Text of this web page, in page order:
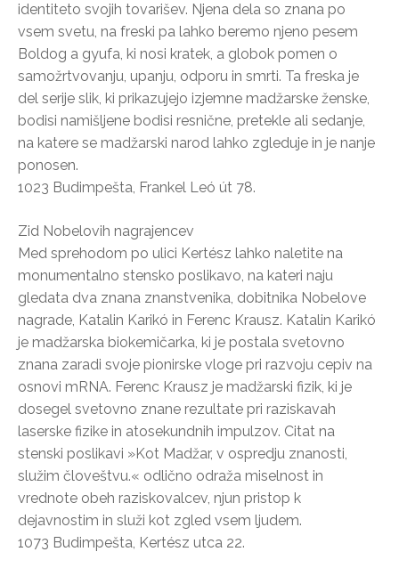
identiteto svojih tovarišev. Njena dela so znana po
vsem svetu, na freski pa lahko beremo njeno pesem
Boldog a gyufa, ki nosi kratek, a globok pomen o
samožrtvovanju, upanju, odporu in smrti. Ta freska je
del serije slik, ki prikazujejo izjemne madžarske ženske,
bodisi namišljene bodisi resnične, pretekle ali sedanje,
na katere se madžarski narod lahko zgleduje in je nanje
ponosen.
1023 Budimpešta, Frankel Leó út 78.
Zid Nobelovih nagrajencev
Med sprehodom po ulici Kertész lahko naletite na
monumentalno stensko poslikavo, na kateri naju
gledata dva znana znanstvenika, dobitnika Nobelove
nagrade, Katalin Karikó in Ferenc Krausz. Katalin Karikó
je madžarska biokemičarka, ki je postala svetovno
znana zaradi svoje pionirske vloge pri razvoju cepiv na
osnovi mRNA. Ferenc Krausz je madžarski fizik, ki je
dosegel svetovno znane rezultate pri raziskavah
laserske fizike in atosekundnih impulzov. Citat na
stenski poslikavi »Kot Madžar, v ospredju znanosti,
služim človeštvu.« odlično odraža miselnost in
vrednote obeh raziskovalcev, njun pristop k
dejavnostim in služi kot zgled vsem ljudem.
1073 Budimpešta, Kertész utca 22.